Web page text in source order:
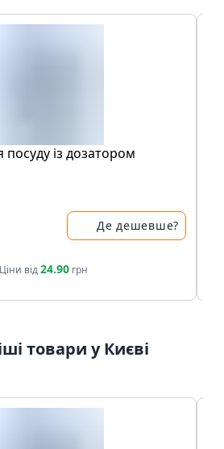
посуду із дозатором
Де дешевше?
Ціни від24.90 грн
товари у Києві